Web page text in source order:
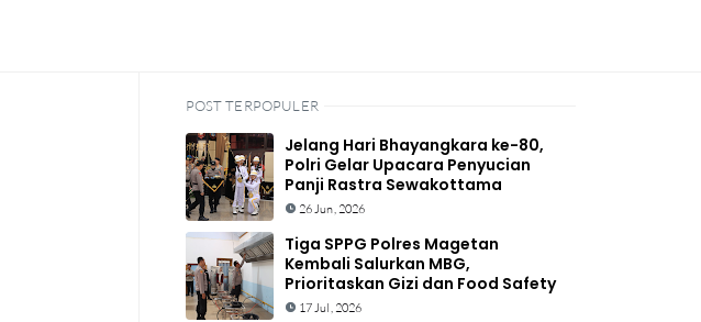
POST TERPOPULER
Jelang Hari Bhayangkara ke-80,
Polri Gelar Upacara Penyucian
Panji Rastra Sewakottama
26 Jun, 2026
Tiga SPPG Polres Magetan
Kembali Salurkan MBG,
Prioritaskan Gizi dan Food Safety
17 Jul, 2026